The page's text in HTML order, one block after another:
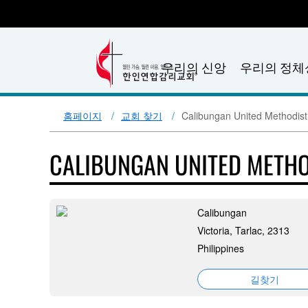
우리의 신앙 우리의 정체
홈페이지 교회 찾기 Calibungan United
CALIBUNGAN UNITED
Calibungan
Victoria, Tarlac, 2313
Philippines
길찾기